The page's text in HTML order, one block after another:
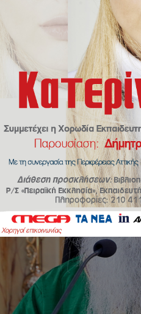
«Χριστούγεννα σημαίνει να